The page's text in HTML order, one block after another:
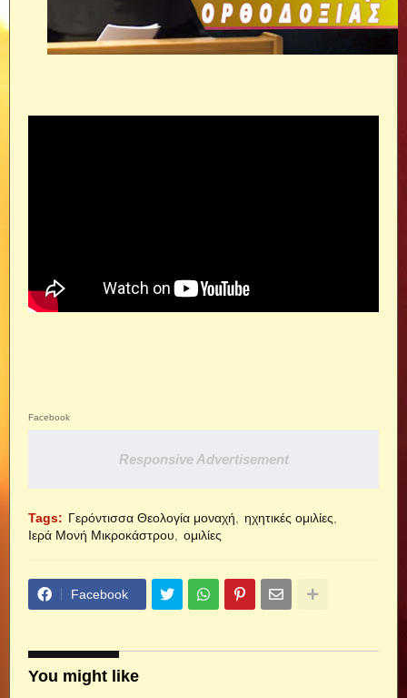
Facebook
Responsive Advertisement
Tags: Γερόντισσα Θεολογία μοναχή
ηχητικές ομιλίες
Ιερά Μονή Μικροκάστρου
ομιλίες
Facebook
You might like